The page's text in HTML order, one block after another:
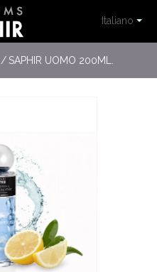
Italiano
/ SAPHIR UOMO 200ML.